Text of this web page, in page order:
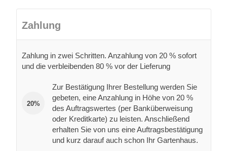
Zahlung
Zahlung in zwei Schritten. Anzahlung von 20 % sofort
und die verbleibenden 80 % vor der Lieferung
20%
Zur Bestätigung Ihrer Bestellung werden Sie
gebeten, eine Anzahlung in Höhe von 20 %
des Auftragswertes (per Banküberweisung
oder Kreditkarte) zu leisten. Anschließend
erhalten Sie von uns eine Auftragsbestätigung
und kurz darauf auch schon Ihr Gartenhaus.